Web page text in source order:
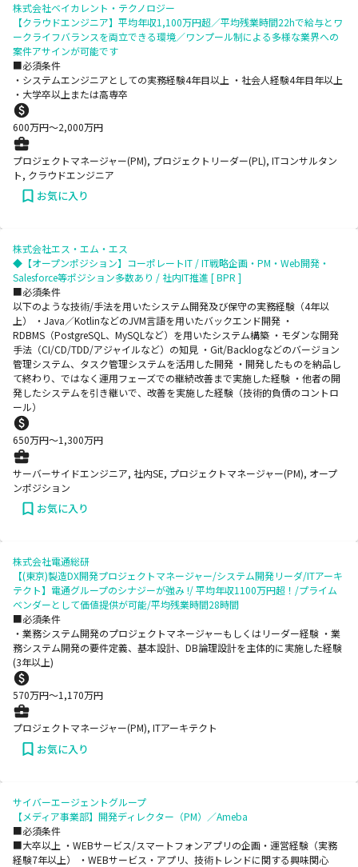
株式会社ベイカレント・テクノロジー
【クラウドエンジニア】平均年収1,100万円超／平均残業時間22hで給与とワ
ークライフバランスを両立できる環境／ワンプール制による多様な業界への
案件アサインが可能です
■必須条件
・システムエンジニアとしての実務経験4年目以上 ・社会人経験4年目年以上
・大学卒以上または高専卒
600万円〜2,000万円
プロジェクトマネージャー(PM), プロジェクトリーダー(PL), ITコンサルタン
ト, クラウドエンジニア
お気に入り
株式会社エス・エム・エス
◆【オープンポジション】コーポレートIT / IT戦略企画・PM・Web開発・
Salesforce等ポジション多数あり / 社内IT推進 [ BPR ]
■必須条件
以下のような技術/手法を用いたシステム開発及び保守の実務経験（4年以
上） ・Java／KotlinなどのJVM言語を用いたバックエンド開発 ・
RDBMS（PostgreSQL、MySQLなど）を用いたシステム構築 ・モダンな開発
手法（CI/CD/TDD/アジャイルなど）の知見 ・Git/Backlogなどのバージョン
管理システム、タスク管理システムを活用した開発 ・開発したものを納品し
て終わり、ではなく運用フェーズでの継続改善まで実施した経験 ・他者の開
発したシステムを引き継いで、改善を実施した経験（技術的負債のコントロ
ール）
650万円〜1,300万円
サーバーサイドエンジニア, 社内SE, プロジェクトマネージャー(PM), オープ
ンポジション
お気に入り
株式会社電通総研
【(東京)製造DX開発プロジェクトマネージャー/システム開発リーダ/ITアーキ
テクト】電通グループのシナジーが強み !/ 平均年収1100万円超！/プライム
ベンダーとして価値提供が可能/平均残業時間28時間
■必須条件
・業務システム開発のプロジェクトマネージャーもしくはリーダー経験 ・業
務システム開発の要件定義、基本設計、DB論理設計を主体的に実施した経験
(3年以上)
570万円〜1,170万円
プロジェクトマネージャー(PM), ITアーキテクト
お気に入り
サイバーエージェントグループ
【メディア事業部】開発ディレクター（PM）／Ameba
■必須条件
■大卒以上 ・WEBサービス/スマートフォンアプリの企画・運営経験（実務
経験7年以上） ・WEBサービス・アプリ、技術トレンドに関する興味関心